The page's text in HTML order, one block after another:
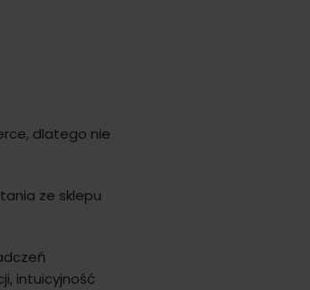
dlatego nie
ze sklepu
intuicyjność